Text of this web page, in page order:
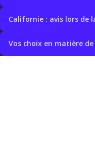
Californie : avis lors de
Vos choix en matière